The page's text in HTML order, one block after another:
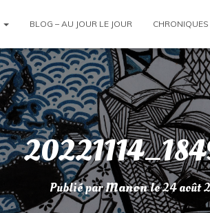
BLOG – AU JOUR LE JOUR
Publié parManonle24 août